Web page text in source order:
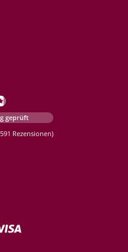
geprüft
Rezensionen)